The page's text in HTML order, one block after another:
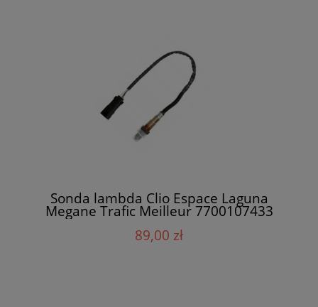
Sonda lambda Clio Espace Laguna
Megane Trafic Meilleur 7700107433
89,00 zł